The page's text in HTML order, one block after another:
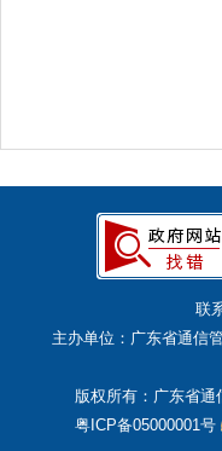
联
主办单位：广东省通信
版权所有：广东省通
粤ICP备05000001号